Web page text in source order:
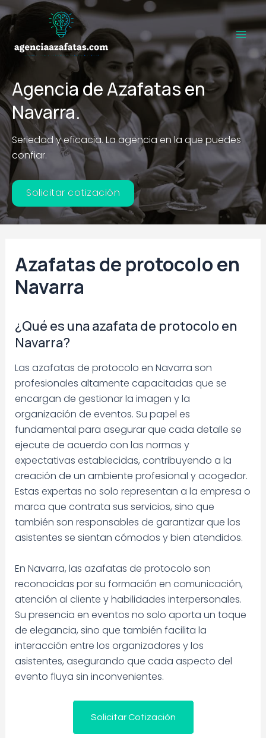
Ir
al
contenido
Main
Agencia de Azafatas en
Navarra.
Seriedad y eficacia. La agencia en la que puedes
confiar.
Solicitar cotización
Azafatas de protocolo en
Navarra
¿Qué es una azafata de protocolo en
Navarra?
Las azafatas de protocolo en Navarra son
profesionales altamente capacitadas que se
encargan de gestionar la imagen y la
organización de eventos. Su papel es
fundamental para asegurar que cada detalle se
ejecute de acuerdo con las normas y
expectativas establecidas, contribuyendo a la
creación de un ambiente profesional y acogedor.
Estas expertas no solo representan a la empresa o
marca que contrata sus servicios, sino que
también son responsables de garantizar que los
asistentes se sientan cómodos y bien atendidos.
En Navarra, las azafatas de protocolo son
reconocidas por su formación en comunicación,
atención al cliente y habilidades interpersonales.
Su presencia en eventos no solo aporta un toque
de elegancia, sino que también facilita la
interacción entre los organizadores y los
asistentes, asegurando que cada aspecto del
evento fluya sin inconvenientes.
Solicitar Cotización